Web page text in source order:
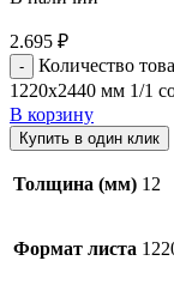
2.695 ₽
Количество
1220х2440 мм 1/1
В корзину
Купить в один клик
Толщина (мм) 12
Формат листа